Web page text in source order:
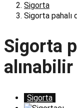
Sigorta
Sigorta pahalı
Sigorta
alınabilir
Sigorta